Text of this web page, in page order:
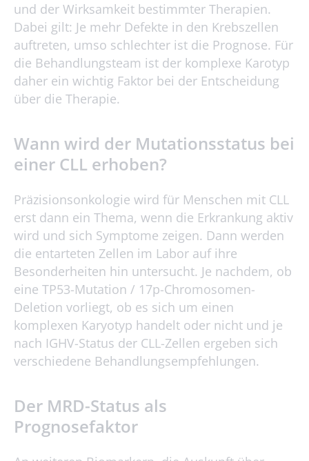
und der Wirksamkeit bestimmter Therapien.
Dabei gilt: Je mehr Defekte in den Krebszellen
auftreten, umso schlechter ist die Prognose. Für
die Behandlungsteam ist der komplexe Karotyp
daher ein wichtig Faktor bei der Entscheidung
über die Therapie.
Wann wird der Mutationsstatus bei
einer CLL erhoben?
Präzisionsonkologie wird für Menschen mit CLL
erst dann ein Thema, wenn die Erkrankung aktiv
wird und sich Symptome zeigen. Dann werden
die entarteten Zellen im Labor auf ihre
Besonderheiten hin untersucht. Je nachdem, ob
eine TP53-Mutation / 17p-Chromosomen-
Deletion vorliegt, ob es sich um einen
komplexen Karyotyp handelt oder nicht und je
nach IGHV-Status der CLL-Zellen ergeben sich
verschiedene Behandlungsempfehlungen.
Der MRD-Status als
Prognosefaktor